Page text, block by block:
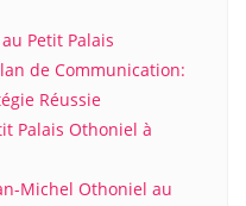
Petit Palais
de Communication:
Réussie
Palais Othoniel à
Michel Othoniel au